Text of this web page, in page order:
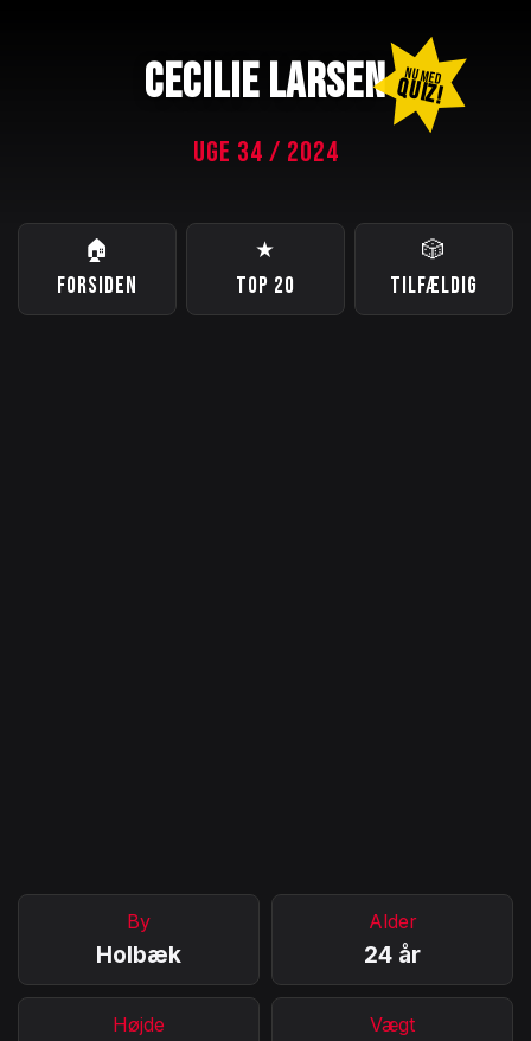
CECILIE LARSEN NU MED
QUIZ!
UGE 34 / 2024
🏠
FORSIDEN
★
TOP 20
🎲
TILFÆLDIG
By
Holbæk
Alder
24 år
Højde Vægt